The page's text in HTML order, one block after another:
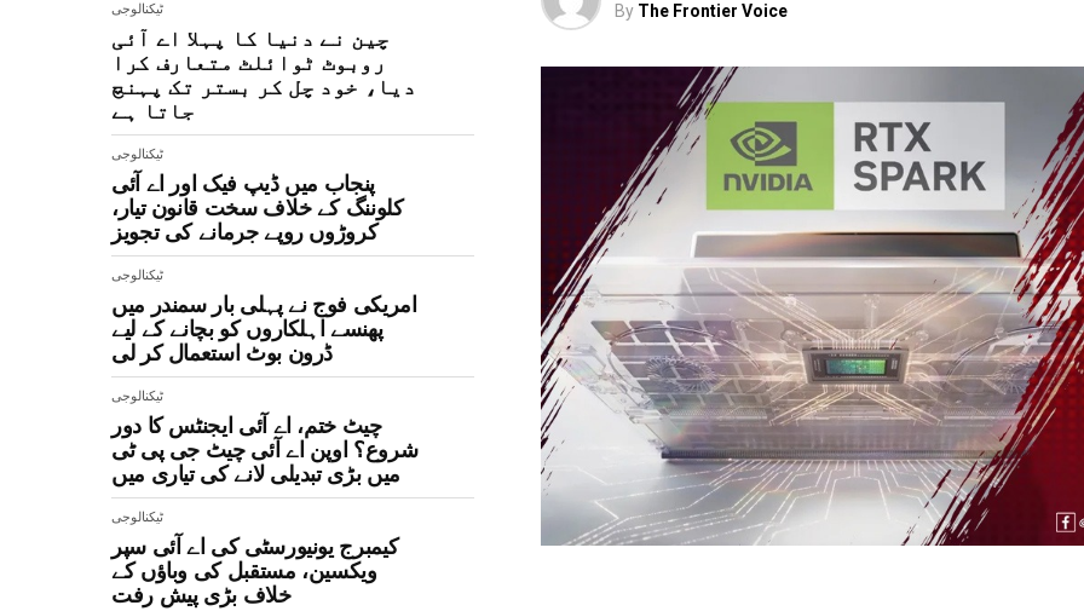
ٹیکنالوجی
چین نے دنیا کا پہلا اے آئی
روبوٹ ٹوائلٹ متعارف کرا
دیا، خود چل کر بستر تک پہنچ
جاتا ہے
ٹیکنالوجی
پنجاب میں ڈیپ فیک اور اے آئی
کلوننگ کے خلاف سخت قانون تیار،
کروڑوں روپے جرمانے کی تجویز
ٹیکنالوجی
امریکی فوج نے پہلی بار سمندر میں
پھنسے اہلکاروں کو بچانے کے لیے
ڈرون بوٹ استعمال کر لی
ٹیکنالوجی
چیٹ ختم، اے آئی ایجنٹس کا دور
شروع؟ اوپن اے آئی چیٹ جی پی ٹی
میں بڑی تبدیلی لانے کی تیاری میں
ٹیکنالوجی
کیمبرج یونیورسٹی کی اے آئی سپر
ویکسین، مستقبل کی وباؤں کے
خلاف بڑی پیش رفت
By The Frontier Voice